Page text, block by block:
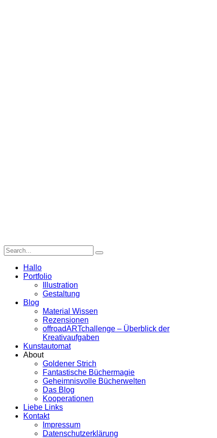
Hallo
Portfolio
Illustration
Gestaltung
Blog
Material Wissen
Rezensionen
offroadARTchallenge – Überblick der
Kreativaufgaben
Kunstautomat
About
Goldener Strich
Fantastische Büchermagie
Geheimnisvolle Bücherwelten
Das Blog
Kooperationen
Liebe Links
Kontakt
Impressum
Datenschutzerklärung